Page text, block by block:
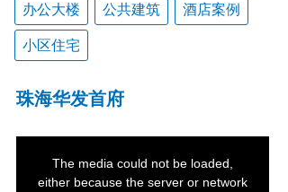
办公大楼 公共建筑 酒店案例
小区住宅
珠海华发首府